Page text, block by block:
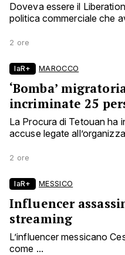
Doveva essere il
politica commerciale che
2 ore
laR+ MAROCCO
‘Bomba’
incriminate 25
La Procura di Tetouan ha
accuse legate
2 ore
laR+ MESSICO
Influencer
streaming
L’influencer messicano
come ...